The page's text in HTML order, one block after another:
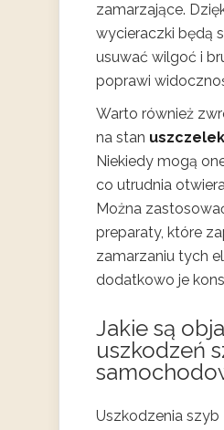
zamarzające.
wycieraczki będą
usuwać wilgoć i
poprawi
Warto również
na stan uszczelek
Niekiedy mogą
co utrudnia
Można
preparaty, które
zamarzaniu tych
dodatkowo je
Jakie są
uszkodzeń
Uszkodzenia szyb